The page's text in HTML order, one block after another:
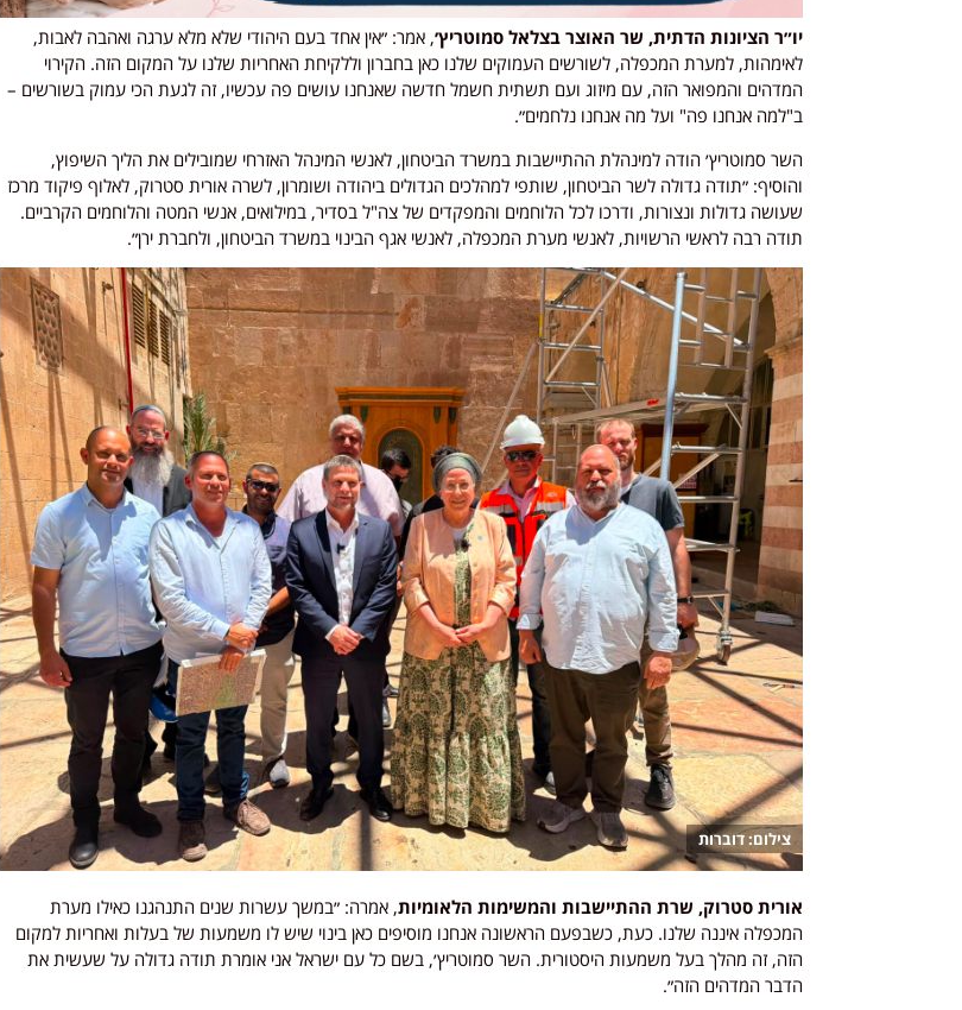
יו״ר הציונות הדתית, שר האוצר בצלאל סמוטריץ׳, אמר: ״אין אחד בעם היהודי שלא מלא ערגה ואהבה לאבות,
לאימהות, למערת המכפלה, לשורשים העמוקים שלנו כאן בחברון וללקיחת האחריות שלנו על המקום הזה. הקירוי
המדהים והמפואר הזה, עם מיזוג ועם תשתית חשמל חדשה שאנחנו עושים פה עכשיו, זה לגעת הכי עמוק בשורשים –
ב"למה אנחנו פה" ועל מה אנחנו נלחמים״.
השר סמוטריץ׳ הודה למינהלת ההתיישבות במשרד הביטחון, לאנשי המינהל האזרחי שמובילים את הליך השיפוץ,
והוסיף: ״תודה גדולה לשר הביטחון, שותפי למהלכים הגדולים ביהודה ושומרון, לשרה אורית סטרוק, לאלוף פיקוד מרכז
שעושה גדולות ונצורות, ודרכו לכל הלוחמים והמפקדים של צה"ל בסדיר, במילואים, אנשי המטה והלוחמים הקרביים.
תודה רבה לראשי הרשויות, לאנשי מערת המכפלה, לאנשי אגף הבינוי במשרד הביטחון, ולחברת ירן״.
דוברות
אורית סטרוק, שרת ההתיישבות והמשימות הלאומיות, אמרה: ״במשך עשרות שנים התנהגנו כאילו מערת
המכפלה איננה שלנו. כעת, כשבפעם הראשונה אנחנו מוסיפים כאן בינוי שיש לו משמעות של בעלות ואחריות למקום
הזה, זה מהלך בעל משמעות היסטורית. השר סמוטריץ׳, בשם כל עם ישראל אני אומרת תודה גדולה על שעשית את
הדבר המדהים הזה״.